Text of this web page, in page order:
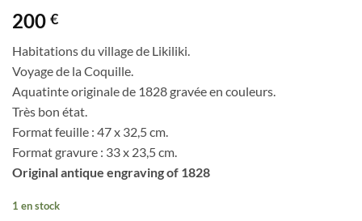
200 €
Habitations du village de Likiliki.
Voyage de la Coquille.
Aquatinte originale de 1828 gravée en couleurs.
Très bon état.
Format feuille : 47 x 32,5 cm.
Format gravure : 33 x 23,5 cm.
Original antique engraving of 1828
1 en stock